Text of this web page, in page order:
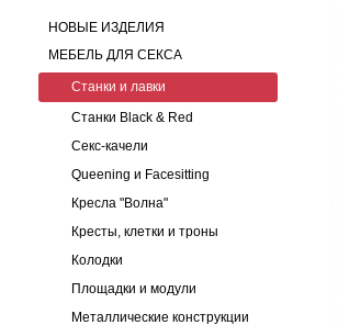
НОВЫЕ ИЗДЕЛИЯ
МЕБЕЛЬ ДЛЯ СЕКСА
Станки и лавки
Станки Black & Red
Секс-качели
Queening и Facesitting
Кресла "Волна"
Кресты, клетки и троны
Колодки
Площадки и модули
Металлические конструкции